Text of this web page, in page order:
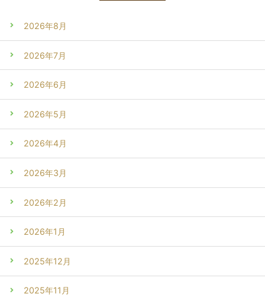
2026年8月
2026年7月
2026年6月
2026年5月
2026年4月
2026年3月
2026年2月
2026年1月
2025年12月
2025年11月